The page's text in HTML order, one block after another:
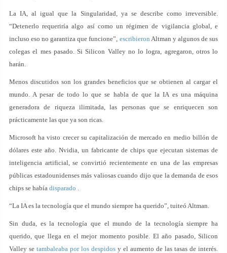
La IA, al igual que la Singularidad, ya se describe como irreversible.
“Detenerlo requeriría algo así como un régimen de vigilancia global, e
incluso eso no garantiza que funcione”, escribieron Altman y algunos de sus
colegas el mes pasado. Si Silicon Valley no lo logra, agregaron, otros lo
harán.
Menos discutidos son los grandes beneficios que se obtienen al cargar el
mundo. A pesar de todo lo que se habla de que la IA es una máquina
generadora de riqueza ilimitada, las personas que se enriquecen son
prácticamente las que ya son ricas.
Microsoft ha visto crecer su capitalización de mercado en medio billón de
dólares este año. Nvidia, un fabricante de chips que ejecutan sistemas de
inteligencia artificial, se convirtió recientemente en una de las empresas
públicas estadounidenses más valiosas cuando dijo que la demanda de esos
chips se había disparado .
“La IA es la tecnología que el mundo siempre ha querido”, tuiteó Altman.
Sin duda, es la tecnología que el mundo de la tecnología siempre ha
querido, que llega en el mejor momento posible. El año pasado, Silicon
Valley se tambaleaba por los despidos y el aumento de las tasas de interés.